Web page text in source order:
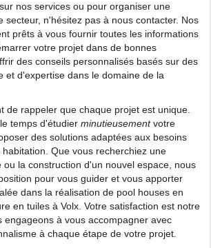
nos services ou pour organiser une
secteur, n'hésitez pas à nous contacter. Nos
prêts à vous fournir toutes les informations
votre projet dans de bonnes
des conseils personnalisés basés sur des
et d'expertise dans le domaine de la
de rappeler que chaque projet est unique.
temps d'étudier minutieusementvotre
des solutions adaptées aux besoins
Que vous recherchiez une
ou la construction d'un nouvel espace, nous
pour vous guider et vous apporter
dans la réalisation de pool houses en
en tuiles à Volx. Votre satisfaction est notre
engageons à vous accompagner avec
à chaque étape de votre projet.